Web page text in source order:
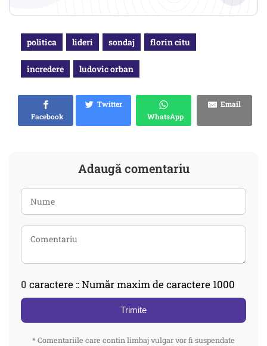
politica lideri sondaj florin citu
incredere ludovic orban
Facebook
Twitter
WhatsApp
Email
Adaugă comentariu
0 caractere :: Număr maxim de caractere 1000
Trimite
* Comentariile care contin limbaj vulgar vor fi suspendate